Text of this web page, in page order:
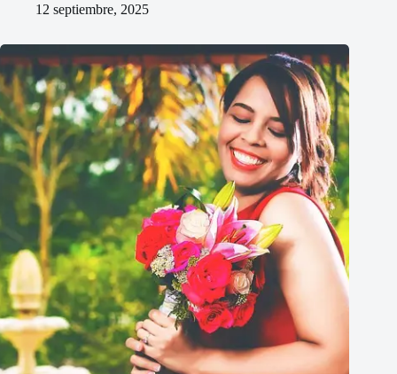
12 septiembre, 2025